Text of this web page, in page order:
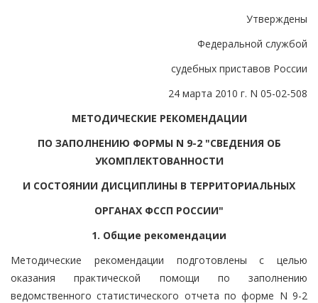
Утверждены
Федеральной службой
судебных приставов России
24 марта 2010 г. N 05-02-508
МЕТОДИЧЕСКИЕ РЕКОМЕНДАЦИИ
ПО ЗАПОЛНЕНИЮ ФОРМЫ N 9-2 "СВЕДЕНИЯ ОБ
УКОМПЛЕКТОВАННОСТИ
И СОСТОЯНИИ ДИСЦИПЛИНЫ В ТЕРРИТОРИАЛЬНЫХ
ОРГАНАХ ФССП РОССИИ"
1. Общие рекомендации
Методические рекомендации подготовлены с целью
оказания практической помощи по заполнению
ведомственного статистического отчета по форме N 9-2